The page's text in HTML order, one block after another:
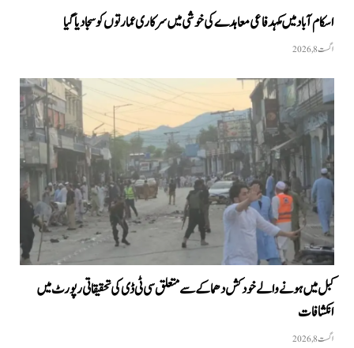
اسکام آباد میں مکہدفاعی معاہدے کی خوشی میں سرکاری عمارتوں کو سجا دیا گیا
اگست 8, 2026
کبل میں ہونے والے خودکش دھماکے سے متعلق سی ٹی ڈی کی تحقیقاتی رپورٹ میں
انکشافات
اگست 8, 2026